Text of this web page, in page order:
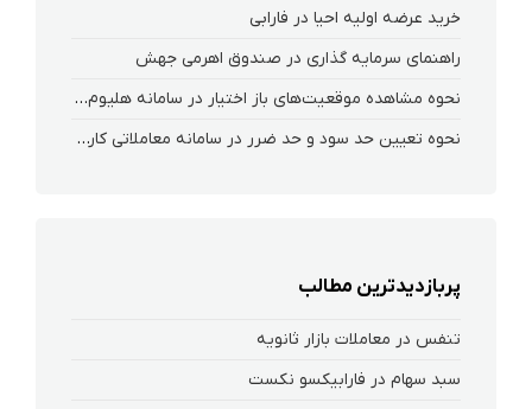
خرید عرضه اولیه احیا در فارابی
راهنمای سرمایه گذاری در صندوق اهرمی جهش
نحوه‌ مشاهده‌ موقعیت‌های باز اختیار در سامانه هلیوم و نکست
نحوه تعیین حد سود و حد ضرر در سامانه معاملاتی کارگزاری فارابی
پربازدیدترین مطالب
تنفس در معاملات بازار ثانویه
سبد سهام در فارابیکسو نکست